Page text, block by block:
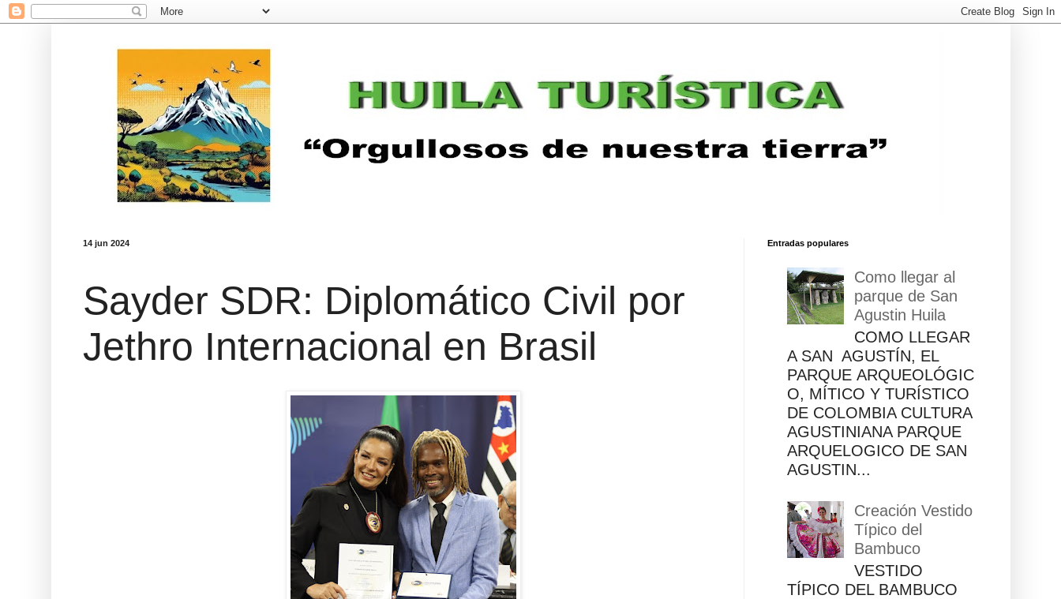
14 jun 2024
Sayder SDR: Diplomático Civil por
Jethro Internacional en Brasil
Entradas populares
Como llegar al
parque de San
Agustin Huila
COMO LLEGAR
A SAN AGUSTÍN, EL
PARQUE ARQUEOLÓGIC
O, MÍTICO Y TURÍSTICO
DE COLOMBIA CULTURA
AGUSTINIANA PARQUE
ARQUELOGICO DE SAN
AGUSTIN...
Creación Vestido
Típico del
Bambuco
VESTIDO
TÍPICO DEL BAMBUCO